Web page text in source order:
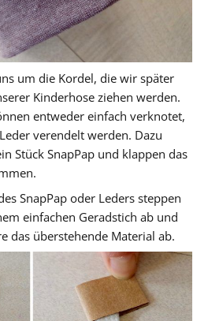
um die Kordel, die wir später
Kinderhose ziehen werden.
entweder einfach verknotet,
verendelt werden. Dazu
Stück SnapPap und klappen das
SnapPap oder Leders steppen
einfachen Geradstich ab und
das überstehende Material ab.